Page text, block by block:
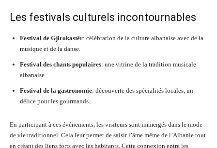
Les festivals culturels incontournables
Festival de Gjirokastër: célébration de la culture albanaise avec de la
musique et de la danse.
Festival des chants populaires: une vitrine de la tradition musicale
albanaise.
Festival de la gastronomie: découverte des spécialités locales, un
délice pour les gourmands.
En participant à ces événements, les visiteurs sont immergés dans le mode
de vie traditionnel. Cela leur permet de saisir l’âme même de l’Albanie tout
en créant des liens forts avec les habitants. Cette connexion entre les